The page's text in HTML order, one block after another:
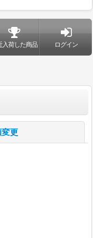
入荷した商品 ログイン
更